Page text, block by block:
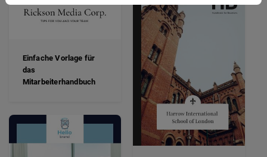
Einfache Vorlage für
das
Mitarbeiterhandbuch